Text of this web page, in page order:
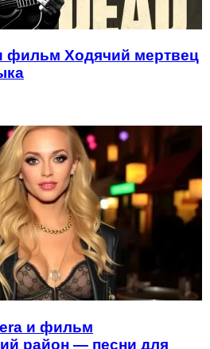
фильм Ходячий мертвец
и фильм
район — песни для